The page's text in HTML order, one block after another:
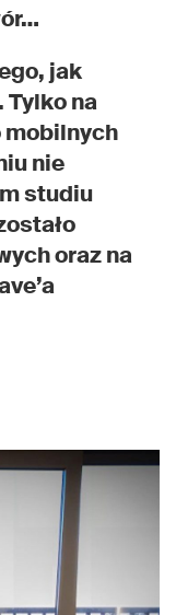
jak
na
mobilnych
nie
studiu
oraz na